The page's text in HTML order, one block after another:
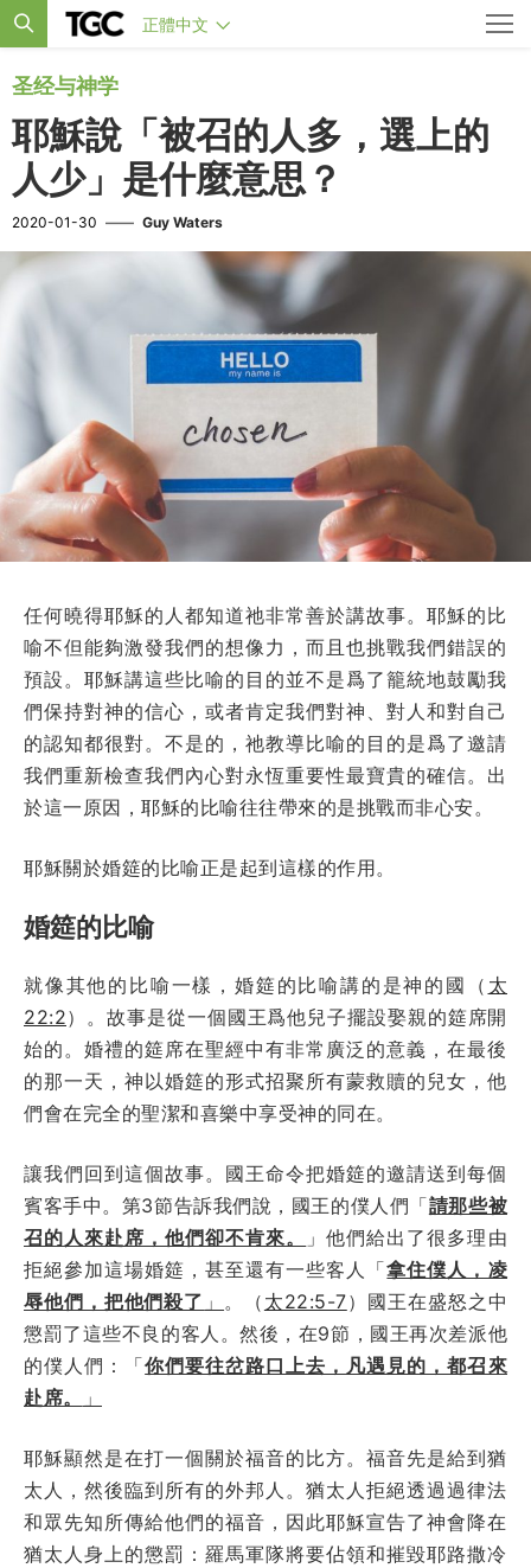
正體中文
圣经与神学
耶穌說「被召的人多，選上的
人少」是什麼意思？
2020-01-30 —— Guy Waters
任何曉得耶穌的人都知道祂非常善於講故事。耶穌的比
喻不但能夠激發我們的想像力，而且也挑戰我們錯誤的
預設。耶穌講這些比喻的目的並不是爲了籠統地鼓勵我
們保持對神的信心，或者肯定我們對神、對人和對自己
的認知都很對。不是的，祂教導比喻的目的是爲了邀請
我們重新檢查我們內心對永恆重要性最寶貴的確信。出
於這一原因，耶穌的比喻往往帶來的是挑戰而非心安。
耶穌關於婚筵的比喻正是起到這樣的作用。
婚筵的比喻
就像其他的比喻一樣，婚筵的比喻講的是神的國（ 太
22:2）。故事是從一個國王爲他兒子擺設娶親的筵席開
始的。婚禮的筵席在聖經中有非常廣泛的意義，在最後
的那一天，神以婚筵的形式招聚所有蒙救贖的兒女，他
們會在完全的聖潔和喜樂中享受神的同在。
讓我們回到這個故事。國王命令把婚筵的邀請送到每個
賓客手中。第3節告訴我們說，國王的僕人們「請那些被
召的人來赴席，他們卻不肯來。
」他們給出了很多理由
拒絕參加這場婚筵，甚至還有一些客人「拿住僕人，凌
辱他們，把他們殺了 」 。（ 太22:5-7）國王在盛怒之中
懲罰了這些不良的客人。然後，在9節，國王再次差派他
的僕人們：「你們要往岔路口上去，凡遇見的，都召來
赴席。
」
耶穌顯然是在打一個關於福音的比方。福音先是給到猶
太人，然後臨到所有的外邦人。猶太人拒絕透過過律法
和眾先知所傳給他們的福音，因此耶穌宣告了神會降在
猶太人身上的懲罰：羅馬軍隊將要佔領和摧毀耶路撒冷